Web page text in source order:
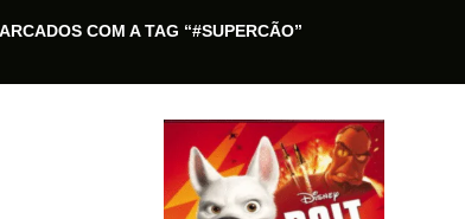
COM A TAG “#SUPERCÃO”